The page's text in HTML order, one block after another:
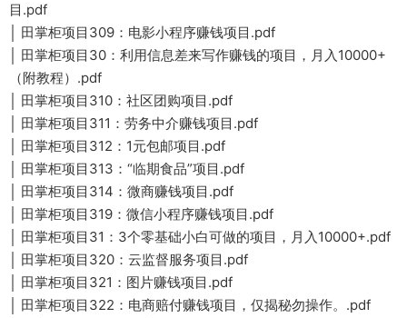
目.pdf
│ 田掌柜项目309：电影小程序赚钱项目.pdf
│ 田掌柜项目30：利用信息差来写作赚钱的项目，月入10000+
（附教程）.pdf
│ 田掌柜项目310：社区团购项目.pdf
│ 田掌柜项目311：劳务中介赚钱项目.pdf
│ 田掌柜项目312：1元包邮项目.pdf
│ 田掌柜项目313：“临期食品”项目.pdf
│ 田掌柜项目314：微商赚钱项目.pdf
│ 田掌柜项目319：微信小程序赚钱项目.pdf
│ 田掌柜项目31：3个零基础小白可做的项目，月入10000+.pdf
│ 田掌柜项目320：云监督服务项目.pdf
│ 田掌柜项目321：图片赚钱项目.pdf
│ 田掌柜项目322：电商赔付赚钱项目，仅揭秘勿操作。.pdf